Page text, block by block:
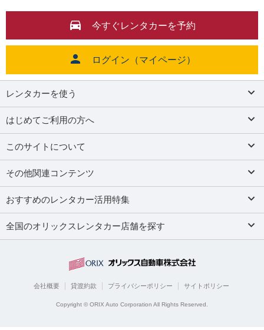
今すぐレンタカーを予約
ログイン（マイページ）
レンタカーを使う
はじめてご利用の方へ
このサイトについて
その他関連コンテンツ
おすすめのレンタカー活用特集
全国のオリックスレンタカー店舗を探す
会社概要 貸渡約款 プライバシーポリシー サイトポリシー
Copyright © ORIX Auto Corporation All Rights Reserved.